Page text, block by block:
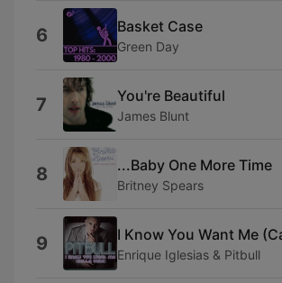
6 Basket Case
Green Day
7 You're Beautiful
James Blunt
8 ...Baby One More Time
Britney Spears
9 I Know You Want Me
Enrique Iglesias & Pitbull